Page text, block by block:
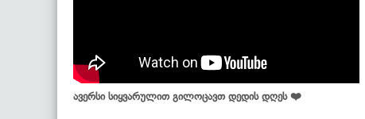
ავერსი სიყვარულით გილოცავთ დედის დღეს ❤️